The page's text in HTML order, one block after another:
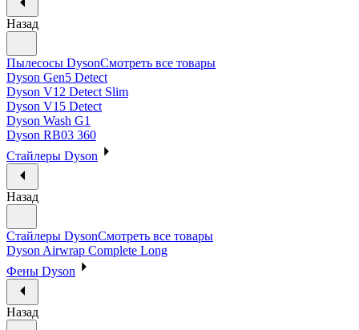
Назад
Пылесосы DysonСмотреть все товары
Dyson Gen5 Detect
Dyson V12 Detect Slim
Dyson V15 Detect
Dyson Wash G1
Dyson RB03 360
Стайлеры Dyson
Назад
Стайлеры DysonСмотреть все товары
Dyson Airwrap Complete Long
Фены Dyson
Назад